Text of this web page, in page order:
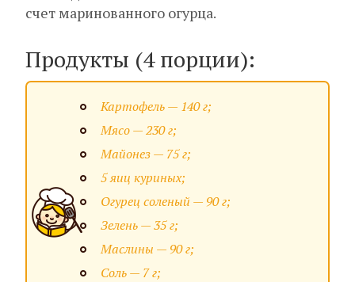
счет маринованного огурца.
Продукты (4 порции):
Картофель — 140 г;
Мясо — 230 г;
Майонез — 75 г;
5 яиц куриных;
Огурец соленый — 90 г;
Зелень — 35 г;
Маслины — 90 г;
Соль — 7 г;